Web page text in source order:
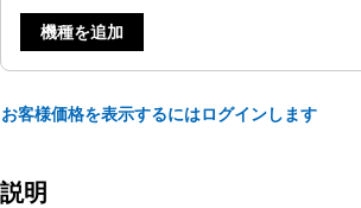
機種を追加
お客様価格を表示するにはログインします
説明